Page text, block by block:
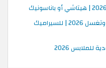
أفضل مكنسة كهربائية تكنس وتغسل 2026 | للسيراميك
2026